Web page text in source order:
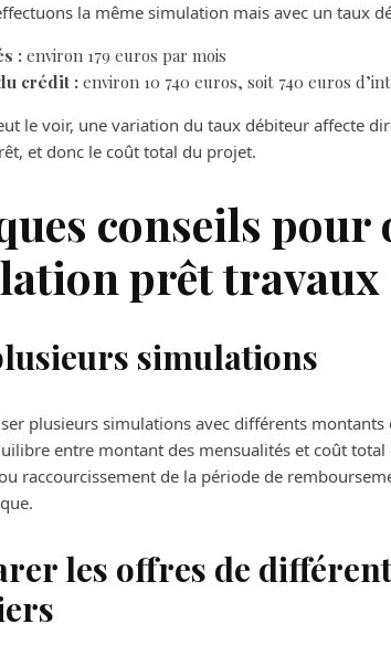
la même simulation mais avec un taux
:environ 179 euros par mois
crédit :environ 10 740 euros, soit 740 euros
le voir, une variation du taux débiteur affecte
et donc le coût total du projet.
conseils
prêt travaux
simulations
plusieurs simulations avec différents
entre montant des mensualités et coût total
raccourcissement de la période de
les offres de